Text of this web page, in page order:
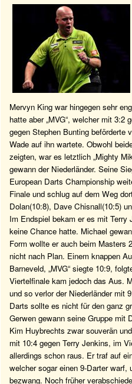
Mervyn King war hingegen sehr
hatte aber „MVG“, welcher mit
gegen Stephen Bunting beförderte
Wade auf ihn wartete. Obwohl
zeigten, war es letztlich „Mighty
gewann der Niederländer. Seine
European Darts Championship
Finale und schlug auf dem Weg
Dolan(10:8), Dave Chisnall(10:5)
Im Endspiel bekam er es mit
keine Chance hatte. Michael
Form wollte er auch beim Masters
nicht nach Plan. Einem knappen
Barneveld, „MVG“ siegte 10:9,
Viertelfinale kam jedoch das Aus.
und so verlor der Niederländer mit
Darts sollte es nicht für den ganz
Gerwen gewann seine Gruppe mit
Kim Huybrechts zwar souverän
mit 10:4 gegen Terry Jenkins, im
allerdings schon raus. Er traf auf
welcher sogar einen 9-Darter
bezwang. Noch früher